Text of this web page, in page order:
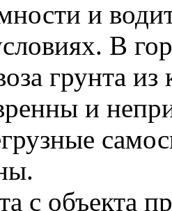
и
В
грунта
и
с объекта